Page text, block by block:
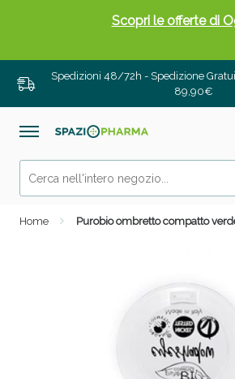
Spedizioni 48/72h - Spedizione
89,90€
Home Purobio ombretto compatto
Scopri le offerte di
Drenanti e Pancia Piatta: Sconti
solo per OGGI!